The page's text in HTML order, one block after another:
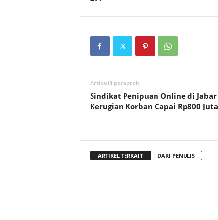
Artikulli paraprak
Sindikat Penipuan Online di Jabar
Kerugian Korban Capai Rp800 Juta
ARTIKEL TERKAIT DARI PENULIS